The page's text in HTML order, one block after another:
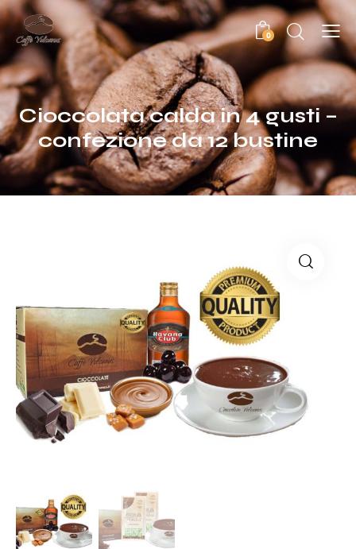
0
Cioccolata calda in 4 gusti –
confezione da 12 bustine